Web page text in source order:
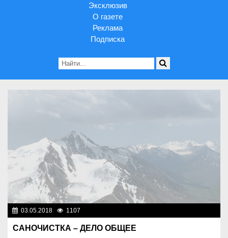
Эксклюзив
О газете
Реклама
Подписка
03.05.2018 1107
САНОЧИСТКА – ДЕЛО ОБЩЕЕ